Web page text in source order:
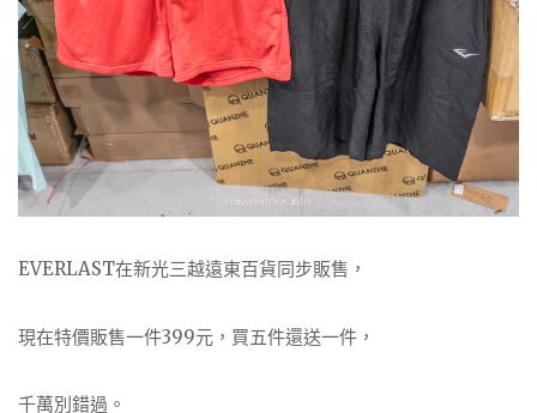
EVERLAST在新光三越遠東百貨同步販售，
現在特價販售一件399元，買五件還送一件，
千萬別錯過。